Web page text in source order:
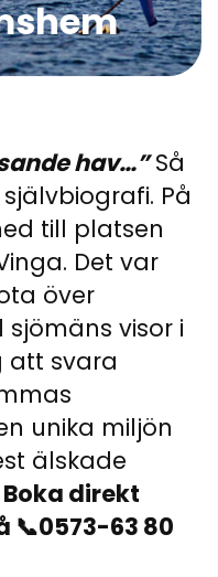
hav…”Så
På
till platsen
Det var
över
visor i
att svara
unika miljön
älskade
Boka direkt
📞0573-63 80